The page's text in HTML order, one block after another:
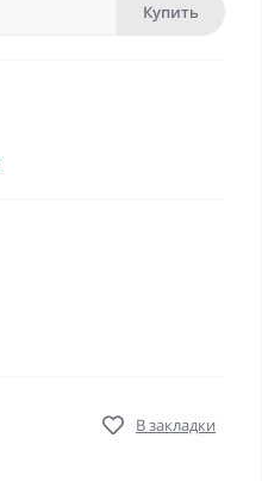
Купить
В закладки